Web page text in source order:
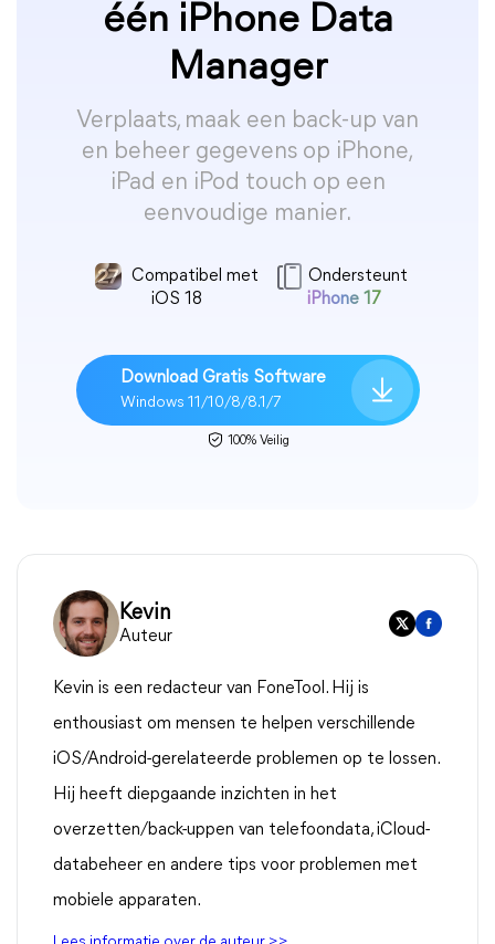
één iPhone Data
Manager
Verplaats, maak een back-up van
en beheer gegevens op iPhone,
iPad en iPod touch op een
eenvoudige manier.
Compatibel met
iOS 18
Ondersteunt
iPhone 17
Download Gratis Software
Windows 11/10/8/8.1/7
100% Veilig
Kevin
Auteur
Kevin is een redacteur van FoneTool. Hij is
enthousiast om mensen te helpen verschillende
iOS/Android-gerelateerde problemen op te lossen.
Hij heeft diepgaande inzichten in het
overzetten/back-uppen van telefoondata, iCloud-
databeheer en andere tips voor problemen met
mobiele apparaten.